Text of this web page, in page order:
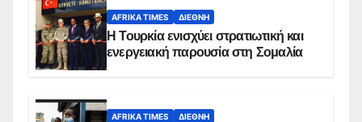
AFRIKA TIMES ΔΙΕΘΝΉ
Η Τουρκία ενισχύει στρατιωτική και
ενεργειακή παρουσία στη Σομαλία
AFRIKA TIMES ΔΙΕΘΝΉ